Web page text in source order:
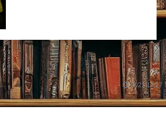
2021.11.17